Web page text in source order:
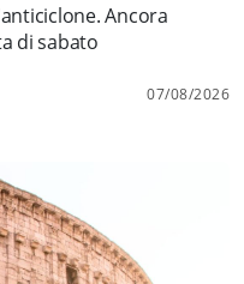
Ancora
di sabato
07/08/2026